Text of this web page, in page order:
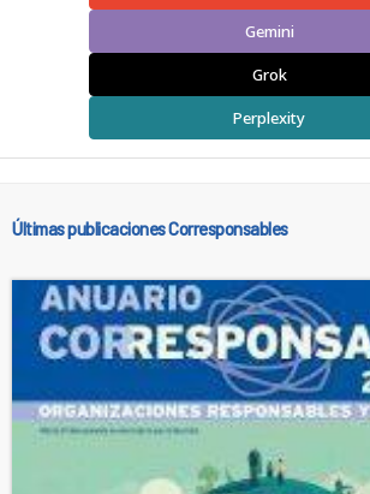
Gemini
Grok
Perplexity
Últimas publicaciones Corresponsables